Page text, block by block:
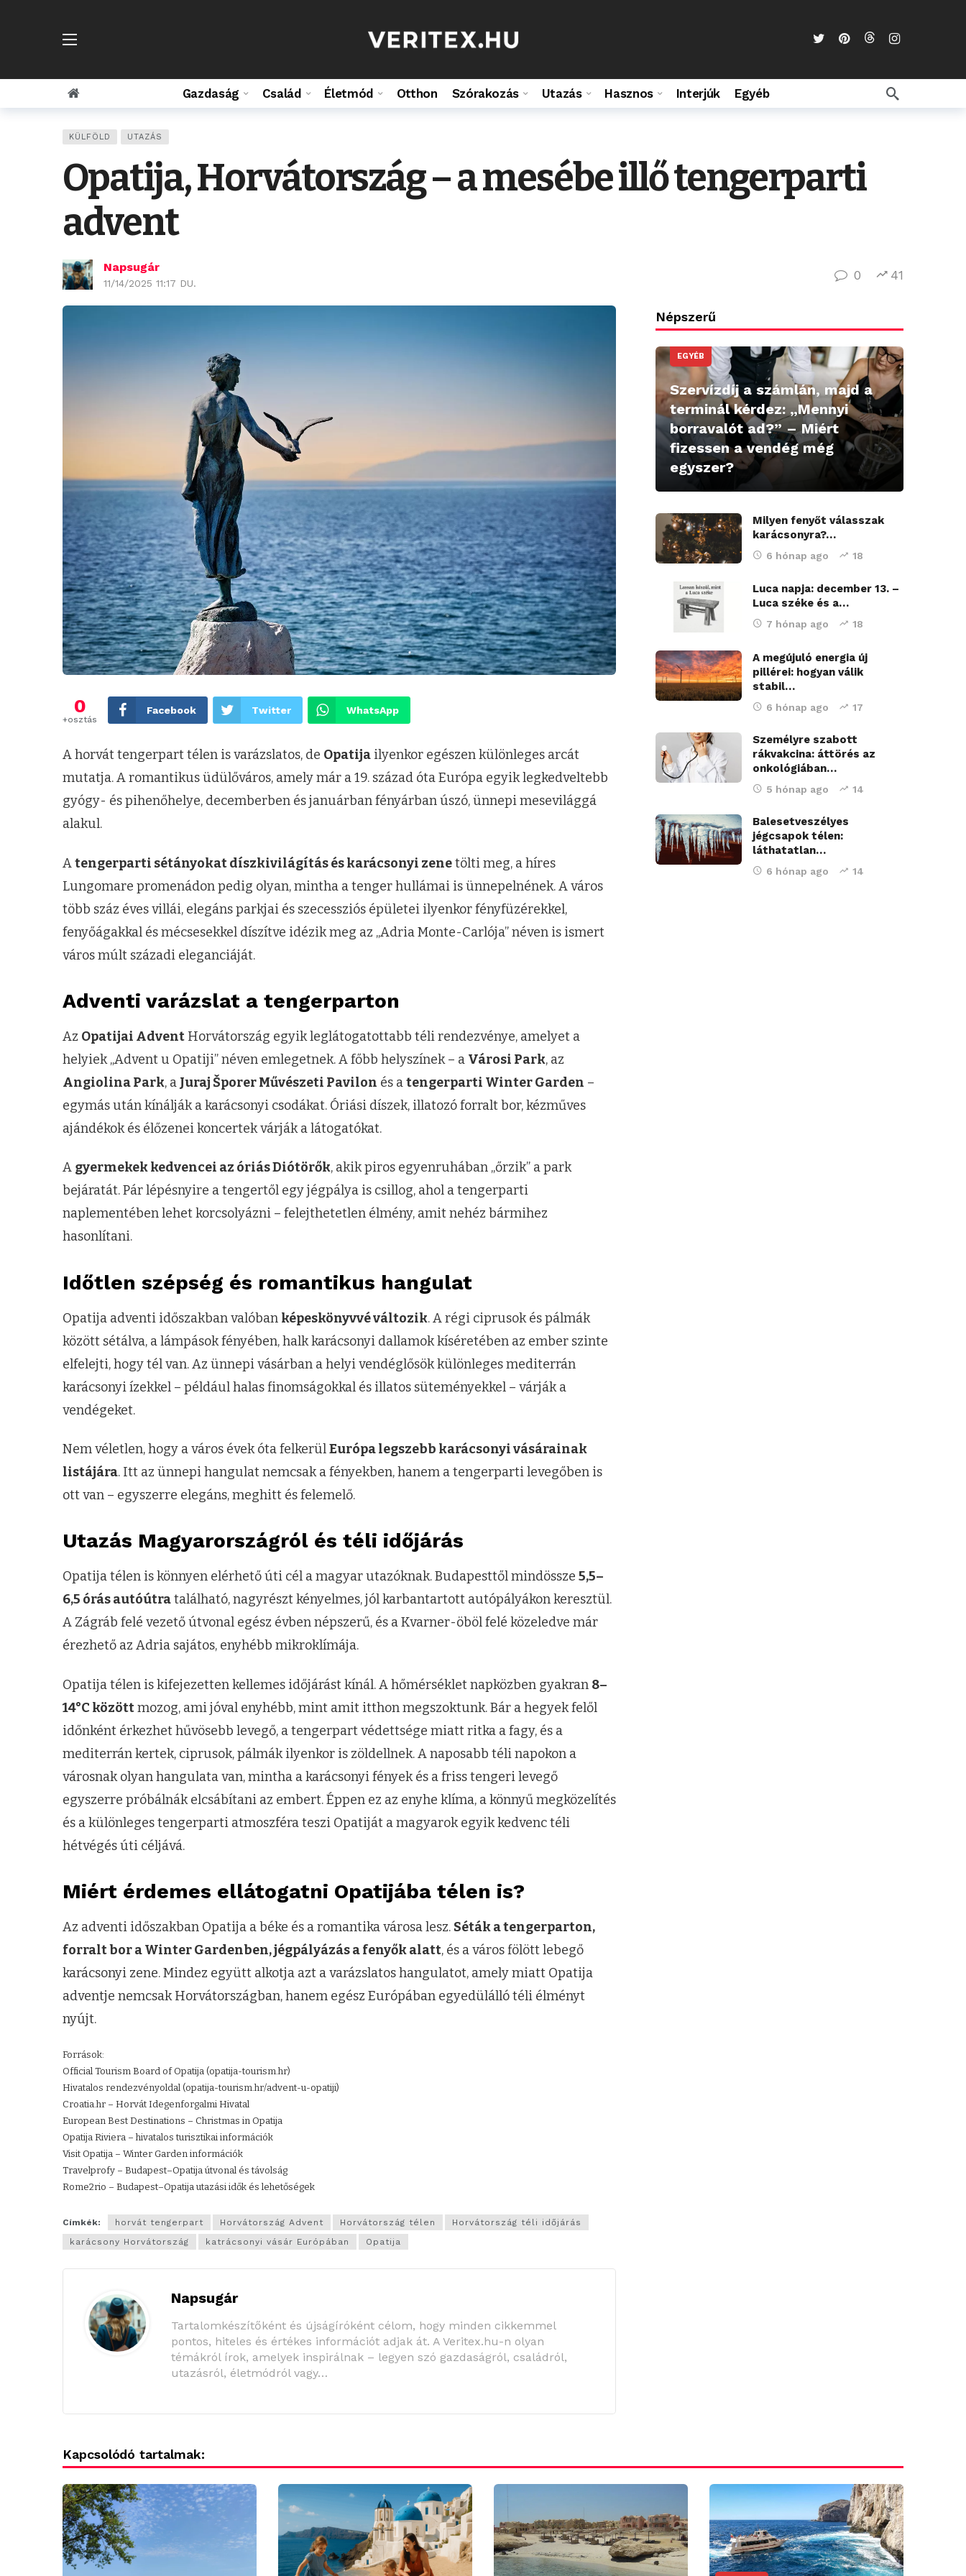
Gazdaság Család Életmód Otthon Szórakozás Utazás Hasznos Interjúk Egyéb
KÜLFÖLD UTAZÁS
Opatija, Horvátország – a mesébe illő tengerparti
advent
Napsugár
11/14/2025 11:17 DU.
0 41
0
+osztás
Facebook Twitter WhatsApp
A horvát tengerpart télen is varázslatos, de Opatija ilyenkor egészen különleges arcát
mutatja. A romantikus üdülőváros, amely már a 19. század óta Európa egyik legkedveltebb
gyógy- és pihenőhelye, decemberben és januárban fényárban úszó, ünnepi mesevilággá
alakul.
Atengerparti sétányokat díszkivilágítás és karácsonyi zenetölti meg, a híres
Lungomare promenádon pedig olyan, mintha a tenger hullámai is ünnepelnének. A város
több száz éves villái, elegáns parkjai és szecessziós épületei ilyenkor fényfüzérekkel,
fenyőágakkal és mécsesekkel díszítve idézik meg az „Adria Monte-Carlója” néven is ismert
város múlt századi eleganciáját.
Adventi varázslat a tengerparton
Az Opatijai Advent Horvátország egyik leglátogatottabb téli rendezvénye, amelyet a
helyiek „Advent u Opatiji” néven emlegetnek. A főbb helyszínek – a Városi Park, az
Angiolina Park, a Juraj Šporer Művészeti Pavilon és atengerparti Winter Garden –
egymás után kínálják a karácsonyi csodákat. Óriási díszek, illatozó forralt bor, kézműves
ajándékok és élőzenei koncertek várják a látogatókat.
A gyermekek kedvencei az óriás Diótörők, akik piros egyenruhában „őrzik” a park
bejáratát. Pár lépésnyire a tengertől egy jégpálya is csillog, ahol a tengerparti
naplementében lehet korcsolyázni – felejthetetlen élmény, amit nehéz bármihez
hasonlítani.
Időtlen szépség és romantikus hangulat
Opatija adventi időszakban valóban képeskönyvvé változik. A régi ciprusok és pálmák
között sétálva, a lámpások fényében, halk karácsonyi dallamok kíséretében az ember szinte
elfelejti, hogy tél van. Az ünnepi vásárban a helyi vendéglősök különleges mediterrán
karácsonyi ízekkel – például halas finomságokkal és illatos süteményekkel – várják a
vendégeket.
Nem véletlen, hogy a város évek óta felkerülEurópa legszebb karácsonyi vásárainak
listájára. Itt az ünnepi hangulat nemcsak a fényekben, hanem a tengerparti levegőben is
ott van – egyszerre elegáns, meghitt és felemelő.
Utazás Magyarországról és téli időjárás
Opatija télen is könnyen elérhető úti cél a magyar utazóknak. Budapesttől mindössze 5,5–
6,5 órás autóútratalálható, nagyrészt kényelmes, jól karbantartott autópályákon keresztül.
A Zágráb felé vezető útvonal egész évben népszerű, és a Kvarner-öböl felé közeledve már
érezhető az Adria sajátos, enyhébb mikroklímája.
Opatija télen is kifejezetten kellemes időjárást kínál. A hőmérséklet napközben gyakran 8–
14°C közöttmozog, ami jóval enyhébb, mint amit itthon megszoktunk. Bár a hegyek felől
időnként érkezhet hűvösebb levegő, a tengerpart védettsége miatt ritka a fagy, és a
mediterrán kertek, ciprusok, pálmák ilyenkor is zöldellnek. A naposabb téli napokon a
városnak olyan hangulata van, mintha a karácsonyi fények és a friss tengeri levegő
egyszerre próbálnák elcsábítani az embert. Éppen ez az enyhe klíma, a könnyű megközelítés
és a különleges tengerparti atmoszféra teszi Opatiját a magyarok egyik kedvenc téli
hétvégés úti céljává.
Miért érdemes ellátogatni Opatijába télen is?
Az adventi időszakban Opatija a béke és a romantika városa lesz. Séták a tengerparton,
forralt bor a Winter Gardenben, jégpályázás a fenyők alatt, és a város fölött lebegő
karácsonyi zene. Mindez együtt alkotja azt a varázslatos hangulatot, amely miatt Opatija
adventje nemcsak Horvátországban, hanem egész Európában egyedülálló téli élményt
nyújt.
Források:
Official Tourism Board of Opatija (opatija-tourism.hr)
Hivatalos rendezvényoldal (opatija-tourism.hr/advent-u-opatiji)
Croatia.hr – Horvát Idegenforgalmi Hivatal
European Best Destinations – Christmas in Opatija
Opatija Riviera – hivatalos turisztikai információk
Visit Opatija – Winter Garden információk
Travelprofy – Budapest–Opatija útvonal és távolság
Rome2rio – Budapest–Opatija utazási idők és lehetőségek
Címkék: horvát tengerpart Horvátország Advent Horvátország télen
Horvátország téli időjárás
karácsony Horvátország
katrácsonyi vásár Európában Opatija
Napsugár
Tartalomkészítőként és újságíróként célom, hogy minden cikkemmel
pontos, hiteles és értékes információt adjak át. A Veritex.hu-n olyan
témákról írok, amelyek inspirálnak – legyen szó gazdaságról, családról,
utazásról, életmódról vagy…
Népszerű
EGYÉB
Szervízdíj a számlán, majd a
terminál kérdez: „Mennyi
borravalót ad?” – Miért
fizessen a vendég még
egyszer?
Milyen fenyőt válasszak
karácsonyra?…
6 hónap ago 18
Luca napja: december 13. –
Luca széke és a…
7 hónap ago 18
A megújuló energia új
pillérei: hogyan válik
stabil…
6 hónap ago 17
Személyre szabott
rákvakcina: áttörés az
onkológiában…
5 hónap ago 14
Balesetveszélyes
jégcsapok télen:
láthatatlan…
6 hónap ago 14
Kapcsolódó tartalmak: